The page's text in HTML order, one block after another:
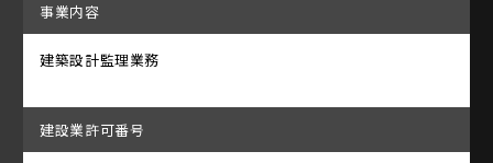
事業内容
建築設計監理業務
建設業許可番号